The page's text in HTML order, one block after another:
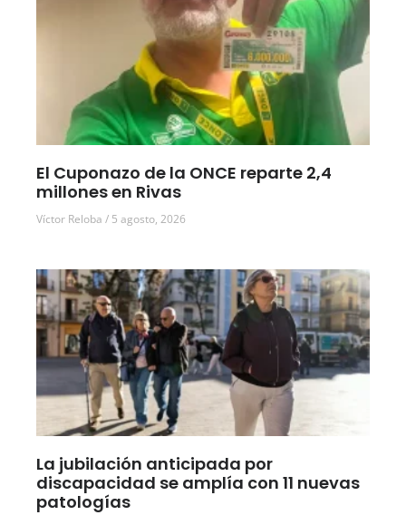
El Cuponazo de la ONCE reparte 2,4
millones en Rivas
Víctor Reloba 5 agosto, 2026
La jubilación anticipada por
discapacidad se amplía con 11 nuevas
patologías